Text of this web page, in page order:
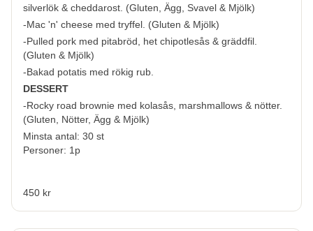
silverlök & cheddarost. (Gluten, Ägg, Svavel & Mjölk)
-Mac 'n' cheese med tryffel. (Gluten & Mjölk)
-Pulled pork med pitabröd, het chipotlesås & gräddfil.
(Gluten & Mjölk)
-Bakad potatis med rökig rub.
DESSERT
-Rocky road brownie med kolasås, marshmallows & nötter.
(Gluten, Nötter, Ägg & Mjölk)
Minsta antal: 30 st
Personer: 1p
450 kr